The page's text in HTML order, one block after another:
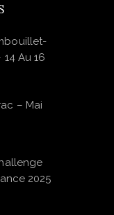
Au 16
– Mai
2025